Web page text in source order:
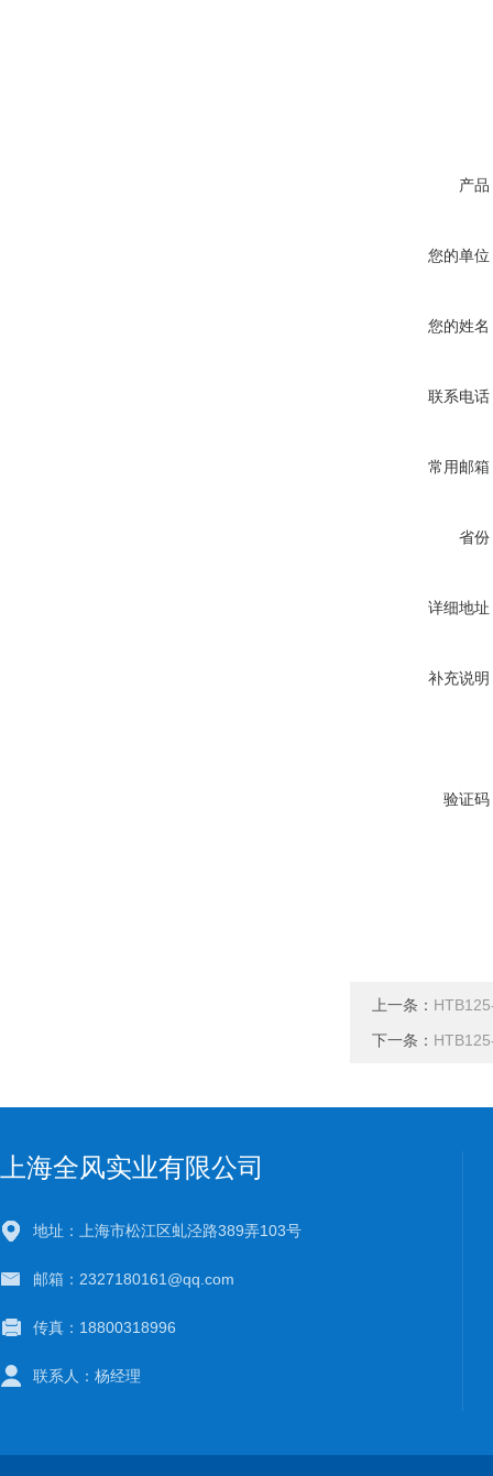
产品
您的单位
您的姓名
联系电话
常用邮箱
省份
详细地址
补充说明
验证码
上一条：
下一条：
上海全风实业有限公司
地址：上海市松江区虬泾路389弄103号
邮箱：2327180161@qq.com
传真：18800318996
联系人：杨经理